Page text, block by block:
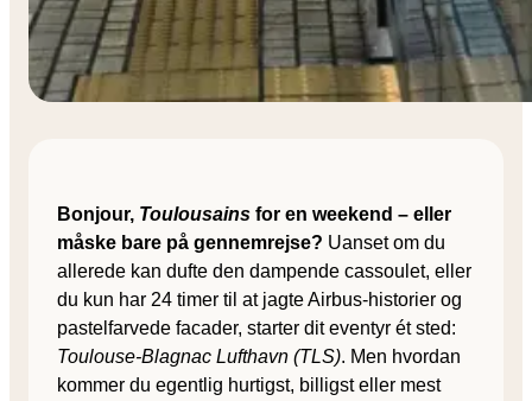
Bonjour, Toulousains for en weekend – eller
måske bare på gennemrejse? Uanset om du
allerede kan dufte den dampende cassoulet, eller
du kun har 24 timer til at jagte Airbus-historier og
pastelfarvede facader, starter dit eventyr ét sted:
Toulouse-Blagnac Lufthavn (TLS). Men hvordan
kommer du egentlig hurtigst, billigst eller mest